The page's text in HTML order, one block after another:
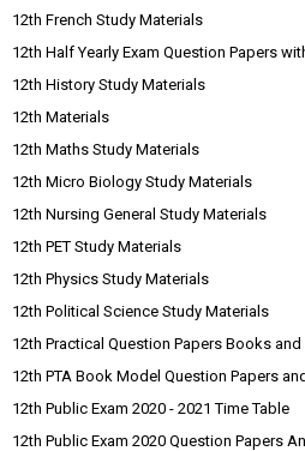
12th French Study Materials
12th Half Yearly Exam Question Papers
12th History Study Materials
12th Materials
12th Maths Study Materials
12th Micro Biology Study Materials
12th Nursing General Study Materials
12th PET Study Materials
12th Physics Study Materials
12th Political Science Study Materials
12th Practical Question Papers Books
12th PTA Book Model Question Papers
12th Public Exam 2020 - 2021 Time Table
12th Public Exam 2020 Question Papers